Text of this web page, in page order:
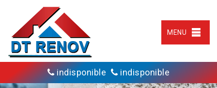
MENU
indisponible indisponible